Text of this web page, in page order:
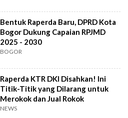
Bentuk Raperda Baru, DPRD Kota
Bogor Dukung Capaian RPJMD
2025 - 2030
BOGOR
Raperda KTR DKI Disahkan! Ini
Titik-Titik yang Dilarang untuk
Merokok dan Jual Rokok
NEWS